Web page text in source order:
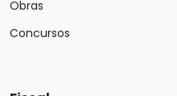
Obras
Concursos